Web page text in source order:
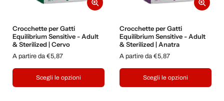
Crocchette per Gatti
Equilibrium Sensitive - Adult
& Sterilized | Cervo
A partire da €5,87
Scegli le opzioni
Crocchette per Gatti
Equilibrium Sensitive - Adult
& Sterilized | Anatra
A partire da €5,87
Scegli le opzioni